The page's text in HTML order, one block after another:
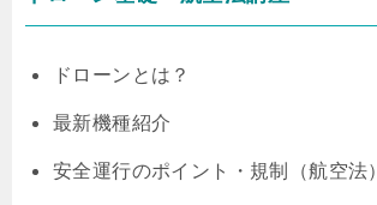
ドローンとは？
最新機種紹介
安全運行のポイント・規制（航空法）